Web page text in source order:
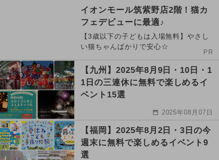
イオンモール筑紫野店2階！猫カ
フェデビューに最適♪
【3歳以下の子どもは入場無料】やさし
い猫ちゃんばかりで安心☆
PR
【九州】2025年8月9日・10日・1
1日の三連休に無料で楽しめるイ
ベント15選
2025年08月07日
【福岡】2025年8月2日・3日の今
週末に無料で楽しめるイベント9
選